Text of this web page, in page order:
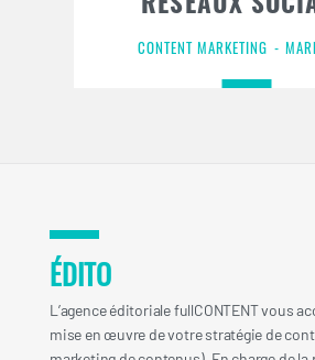
CONTENT MARKETING
ÉDITO
L’agence éditoriale fullCONTENT vous
mise en œuvre de votre stratégie de